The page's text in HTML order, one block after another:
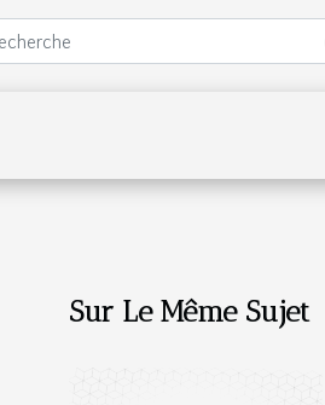
Sur Le Même Sujet